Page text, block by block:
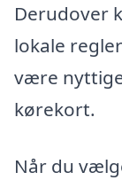
Derudover
lokale
være
kørekort.
Når du